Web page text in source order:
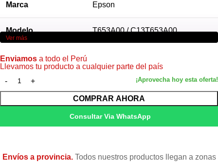
Marca Epson
Modelo T653A00 / C13T653A00
Color
Volumen
Tecnología pigmentada UltraChrome HDR
Condición Nuevo — Original de fábrica
Ver más
Enviamos a todo el Perú
Llevamos tu producto a cualquier parte del país
COMPRAR AHORA
Consultar Via WhatsApp
Envíos a provincia.Todos nuestros productos llegan a zonas